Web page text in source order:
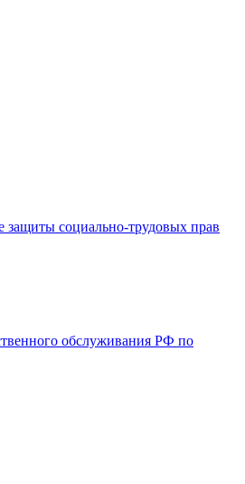
защиты социально-трудовых прав
обслуживания РФ по